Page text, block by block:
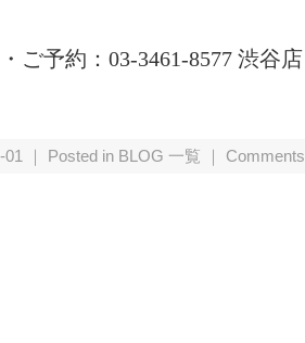
ご予約：03-3461-8577 渋谷店
01 ｜ Posted in BLOG 一覧 ｜